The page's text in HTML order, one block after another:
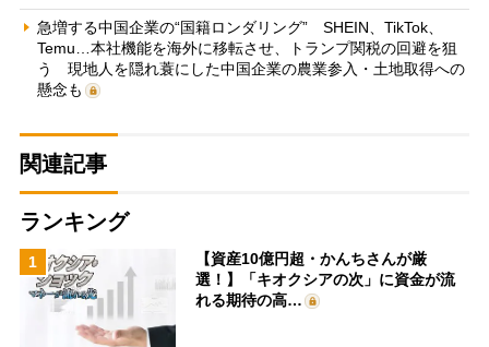
急増する中国企業の“国籍ロンダリング” SHEIN、TikTok、
Temu…本社機能を海外に移転させ、トランプ関税の回避を狙
う 現地人を隠れ蓑にした中国企業の農業参入・土地取得への
懸念も
関連記事
ランキング
1
【資産10億円超・かんちさんが厳
選！】「キオクシアの次」に資金が流
れる期待の高…